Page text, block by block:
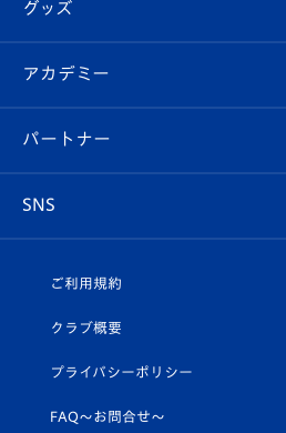
チケット
イベント
メディア
ホームタウン
スタッフプロフィール
マスコット紹介
平和祈念活動
Revive Team
ヴィヴィくんの長崎おもてなしガ
フォトギャラリー
スタジアムグルメ
V-LOVERS（ファンクラブ）
プレイヤーズスイート
グッズ
オンラインショップ
店舗情報
アカデミー
育成からのお知らせ
U-18
スクール
パートナー
SNS
ヴィヴィくんインスタグラム
公式LINE＠
ご利用規約
クラブ概要
プライバシーポリシー
FAQ〜お問合せ〜